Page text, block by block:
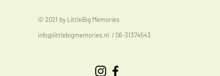
© 2021 by LittleBig Memories
info@littlebigmemories.nl / 06-31374543